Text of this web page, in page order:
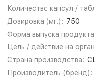
Количество капсул /
Дозировка (мг.): 750
Форма выпуска продукта:
Цель / действие на
Страна производства:
Производитель (бренд):